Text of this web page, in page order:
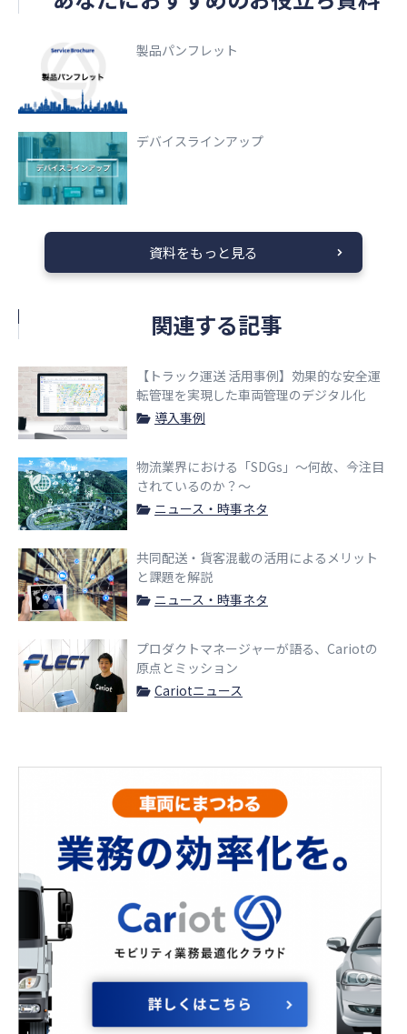
製品パンフレット
デバイスラインアップ
資料をもっと見る
関連する記事
【トラック運送 活用事例】効果的な安全運
転管理を実現した車両管理のデジタル化
導入事例
物流業界における「SDGs」〜何故、今注目
されているのか？〜
ニュース・時事ネタ
共同配送・貨客混載の活用によるメリット
と課題を解説
ニュース・時事ネタ
プロダクトマネージャーが語る、Cariotの
原点とミッション
Cariotニュース